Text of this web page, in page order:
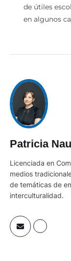
de útiles
en algunos
Patricia
Licenciada en
medios
de temáticas de
interculturalidad.